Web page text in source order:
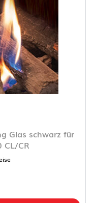
Glas schwarz für
CL/CR